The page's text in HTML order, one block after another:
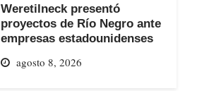
Weretilneck presentó
proyectos de Río Negro ante
empresas estadounidenses
agosto 8, 2026